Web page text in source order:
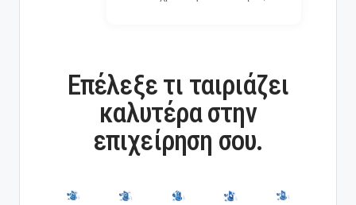
Επέλεξε τι ταιριάζει
καλυτέρα στην
επιχείρηση σου.